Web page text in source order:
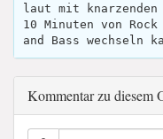
laut mit knarzenden
10 Minuten von
and Bass wechseln
Kommentar zu diesem